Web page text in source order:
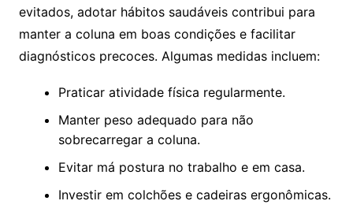
evitados, adotar hábitos saudáveis contribui para
manter a coluna em boas condições e facilitar
diagnósticos precoces. Algumas medidas incluem:
Praticar atividade física regularmente.
Manter peso adequado para não
sobrecarregar a coluna.
Evitar má postura no trabalho e em casa.
Investir em colchões e cadeiras ergonômicas.